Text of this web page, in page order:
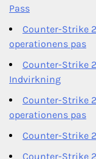
Pass
Counter-Strike
operationens pas
Counter-Strike
Indvirkning
Counter-Strike
operationens pas
Counter-Strike
Counter-Strike